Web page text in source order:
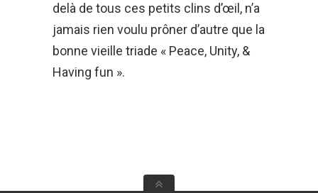
delà de tous ces petits clins d’œil, n’a
jamais rien voulu prôner d’autre que la
bonne vieille triade « Peace, Unity, &
Having fun ».